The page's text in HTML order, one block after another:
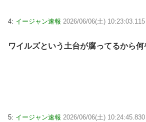
4: イージャン速報 2026/06/06(土) 10:23:03.115
ワイルズという土台が腐ってるから何
5: イージャン速報 2026/06/06(土) 10:24:45.830